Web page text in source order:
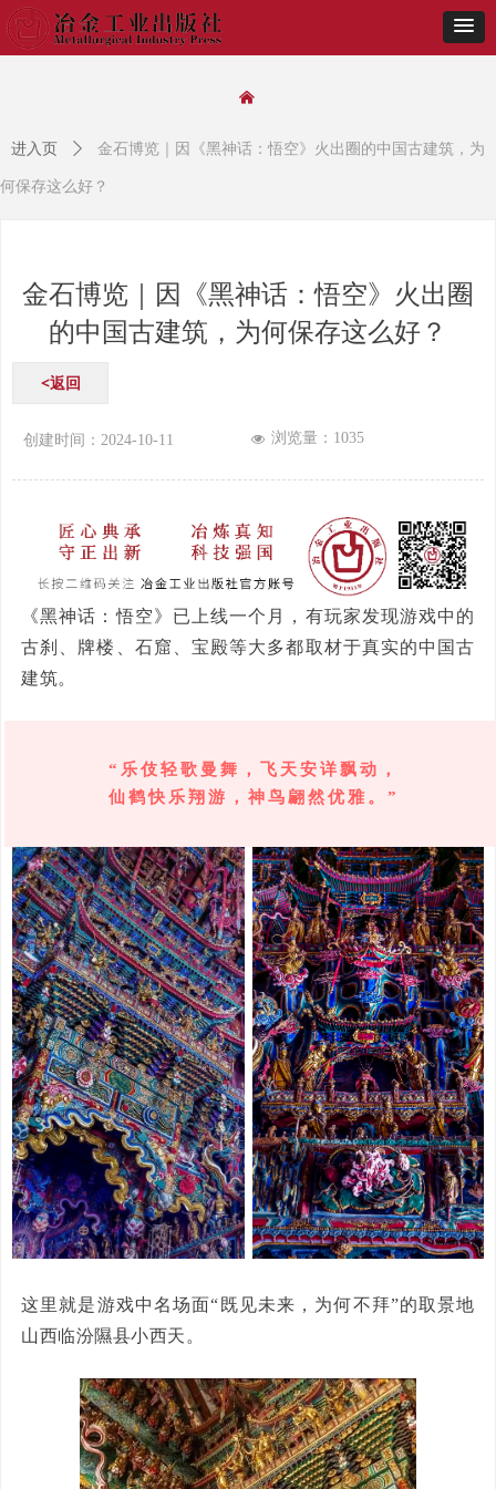
金石博览｜因《黑神话：悟空》火出圈
的中国古建筑，为何保存这么好？
《黑神话：悟空》已上线一个月，有玩家发现游戏中的
古刹、牌楼、石窟、宝殿等大多都取材于真实的中国古
建筑。
“乐伎轻歌曼舞，飞天安详飘动，
仙鹤快乐翔游，神鸟翩然优雅。”
这里就是游戏中名场面“既见未来，为何不拜”的取景地
山西临汾隰县小西天。
创建时间： 2024-10-11 넶 浏览量： 1035
<返回
进入页 ꄲ 金石博览｜因《黑神话：悟空》火出圈的中国古建筑，为
何保存这么好？
낀